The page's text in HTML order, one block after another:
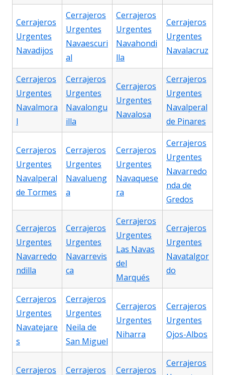
Cerrajeros
Urgentes
Navadijos
Cerrajeros
Urgentes
Navaescuri
al
Cerrajeros
Urgentes
Navahondi
lla
Cerrajeros
Urgentes
Navalacruz
Cerrajeros
Urgentes
Navalmora
l
Cerrajeros
Urgentes
Navalongu
illa
Cerrajeros
Urgentes
Navalosa
Cerrajeros
Urgentes
Navalperal
de Pinares
Cerrajeros
Urgentes
Navalperal
de Tormes
Cerrajeros
Urgentes
Navalueng
a
Cerrajeros
Urgentes
Navaquese
ra
Cerrajeros
Urgentes
Navarredo
nda de
Gredos
Cerrajeros
Urgentes
Navarredo
ndilla
Cerrajeros
Urgentes
Navarrevis
ca
Cerrajeros
Urgentes
Las Navas
del
Marqués
Cerrajeros
Urgentes
Navatalgor
do
Cerrajeros
Urgentes
Navatejare
s
Cerrajeros
Urgentes
Neila de
San Miguel
Cerrajeros
Urgentes
Niharra
Cerrajeros
Urgentes
Ojos-Albos
Cerrajeros Cerrajeros Cerrajeros
Cerrajeros